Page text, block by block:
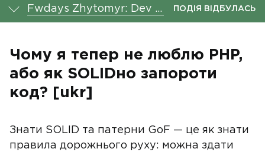
Fwdays Zhytomyr: Dev Meetup ПОДІЯ ВІДБУЛАСЬ
Чому я тепер не люблю PHP,
або як SOLIDно запороти
код? [ukr]
Знати SOLID та патерни GoF — це як знати
правила дорожнього руху: можна здати